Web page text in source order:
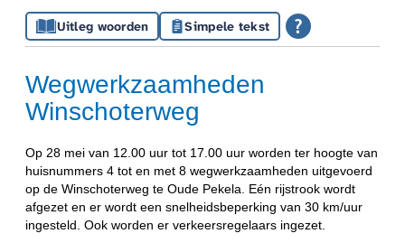
Uitleg woorden Simpele tekst
Wegwerkzaamheden
Winschoterweg
Op 28 mei van 12.00 uur tot 17.00 uur worden ter hoogte van
huisnummers 4 tot en met 8 wegwerkzaamheden uitgevoerd
op de Winschoterweg te Oude Pekela. Eén rijstrook wordt
afgezet en er wordt een snelheidsbeperking van 30 km/uur
ingesteld. Ook worden er verkeersregelaars ingezet.